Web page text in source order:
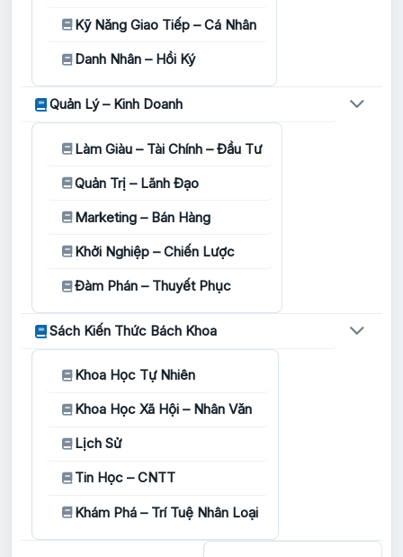
Kỹ Năng Giao Tiếp – Cá Nhân
Danh Nhân – Hồi Ký
Quản Lý – Kinh Doanh
Làm Giàu – Tài Chính – Đầu Tư
Quản Trị – Lãnh Đạo
Marketing – Bán Hàng
Khởi Nghiệp – Chiến Lược
Đàm Phán – Thuyết Phục
Sách Kiến Thức Bách Khoa
Khoa Học Tự Nhiên
Khoa Học Xã Hội – Nhân Văn
Lịch Sử
Tin Học – CNTT
Khám Phá – Trí Tuệ Nhân Loại